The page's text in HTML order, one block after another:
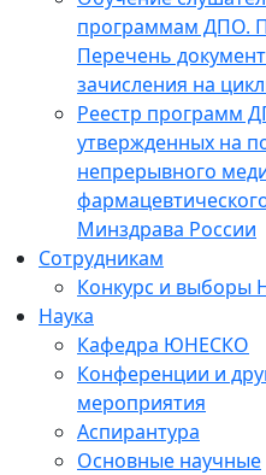
программам ДПО.
Перечень
зачисления на
Реестр программ
утвержденных на
непрерывного
Минздрава России
Сотрудникам
Конкурс и выборы
Наука
Кафедра ЮНЕСКО
Конференции и
мероприятия
Аспирантура
Основные научные